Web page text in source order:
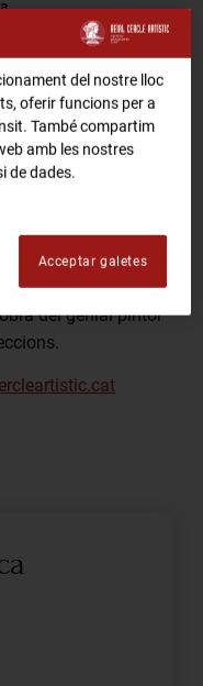
Villalobos.
ofereix un accés
Gogh
del genial pintor
del nostre lloc
oferir funcions per a
També compartim
amb les nostres
de dades.
Acceptar galetes